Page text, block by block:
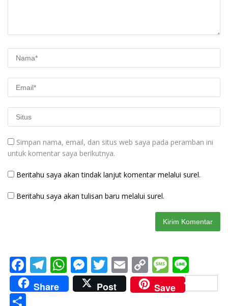
Simpan nama, email, dan situs web saya pada peramban ini
untuk komentar saya berikutnya.
Beritahu saya akan tindak lanjut komentar melalui surel.
Beritahu saya akan tulisan baru melalui surel.
F
ac
e
T
el
e
W
h
at
M
e
ss
T
w
itt
E
m
ai
C
o
p
M
e
ss
n
e
Share Post Save